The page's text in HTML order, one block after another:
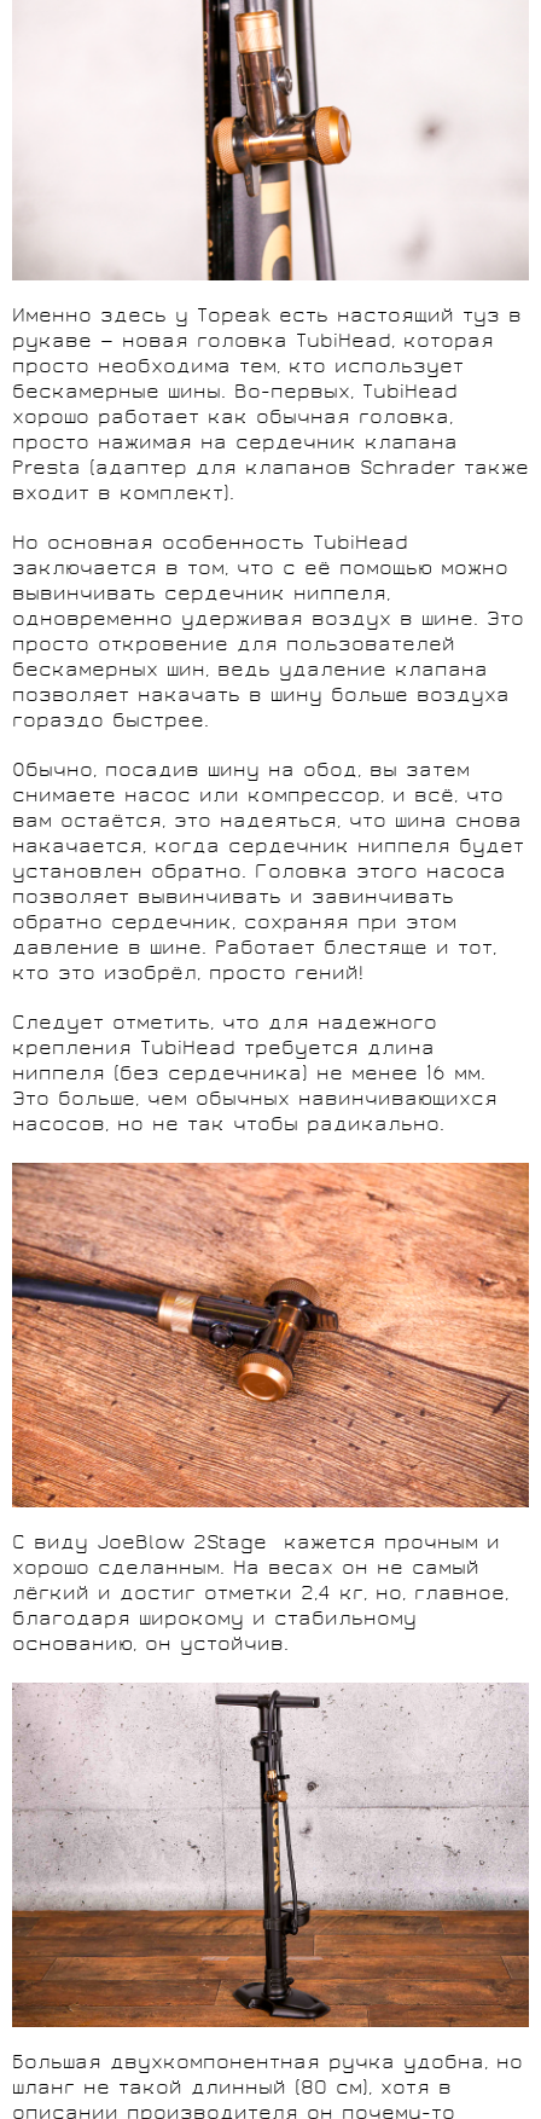
Именно здесь у Topeak есть настоящий туз в
рукаве — новая головка TubiHead, которая
просто необходима тем, кто использует
бескамерные шины. Во-первых, TubiHead
хорошо работает как обычная головка,
просто нажимая на сердечник клапана
Presta (адаптер для клапанов Schrader также
входит в комплект).
Но основная особенность TubiHead
заключается в том, что с её помощью можно
вывинчивать сердечник ниппеля,
одновременно удерживая воздух в шине. Это
просто откровение для пользователей
бескамерных шин, ведь удаление клапана
позволяет накачать в шину больше воздуха
гораздо быстрее.
Обычно, посадив шину на обод, вы затем
снимаете насос или компрессор, и всё, что
вам остаётся, это надеяться, что шина снова
накачается, когда сердечник ниппеля будет
установлен обратно. Головка этого насоса
позволяет вывинчивать и завинчивать
обратно сердечник, сохраняя при этом
давление в шине. Работает блестяще и тот,
кто это изобрёл, просто гений!
Следует отметить, что для надежного
крепления TubiHead требуется длина
ниппеля (без сердечника) не менее 16 мм.
Это больше, чем обычных навинчивающихся
насосов, но не так чтобы радикально.
С виду JoeBlow 2Stage кажется прочным и
хорошо сделанным. На весах он не самый
лёгкий и достиг отметки 2,4 кг, но, главное,
благодаря широкому и стабильному
основанию, он устойчив.
Большая двухкомпонентная ручка удобна, но
шланг не такой длинный (80 см), хотя в